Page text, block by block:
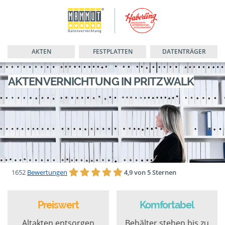
AKTEN FESTPLATTEN DATENTRÄGER
AKTENVERNICHTUNG IN PRITZWALK
1652 Bewertungen 4,9 von 5 Sternen
Preiswert Komfortabel